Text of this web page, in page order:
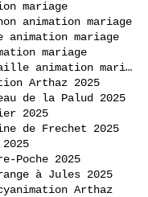
mariage
animation mariage
animation mariage
mariage
Venenzuela Ripaille animation mariage
Arthaz 2025
de la Palud 2025
2025
de Frechet 2025
Poche 2025
à Jules 2025
animation Arthaz